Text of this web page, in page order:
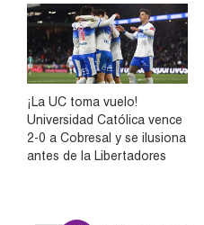
¡La UC toma vuelo!
Universidad Católica vence
2-0 a Cobresal y se ilusiona
antes de la Libertadores